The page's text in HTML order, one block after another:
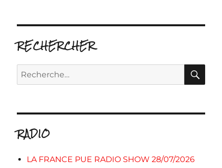
RECHERCHER
Recherche
pour :
RADIO
LA FRANCE PUE RADIO SHOW 28/07/2026